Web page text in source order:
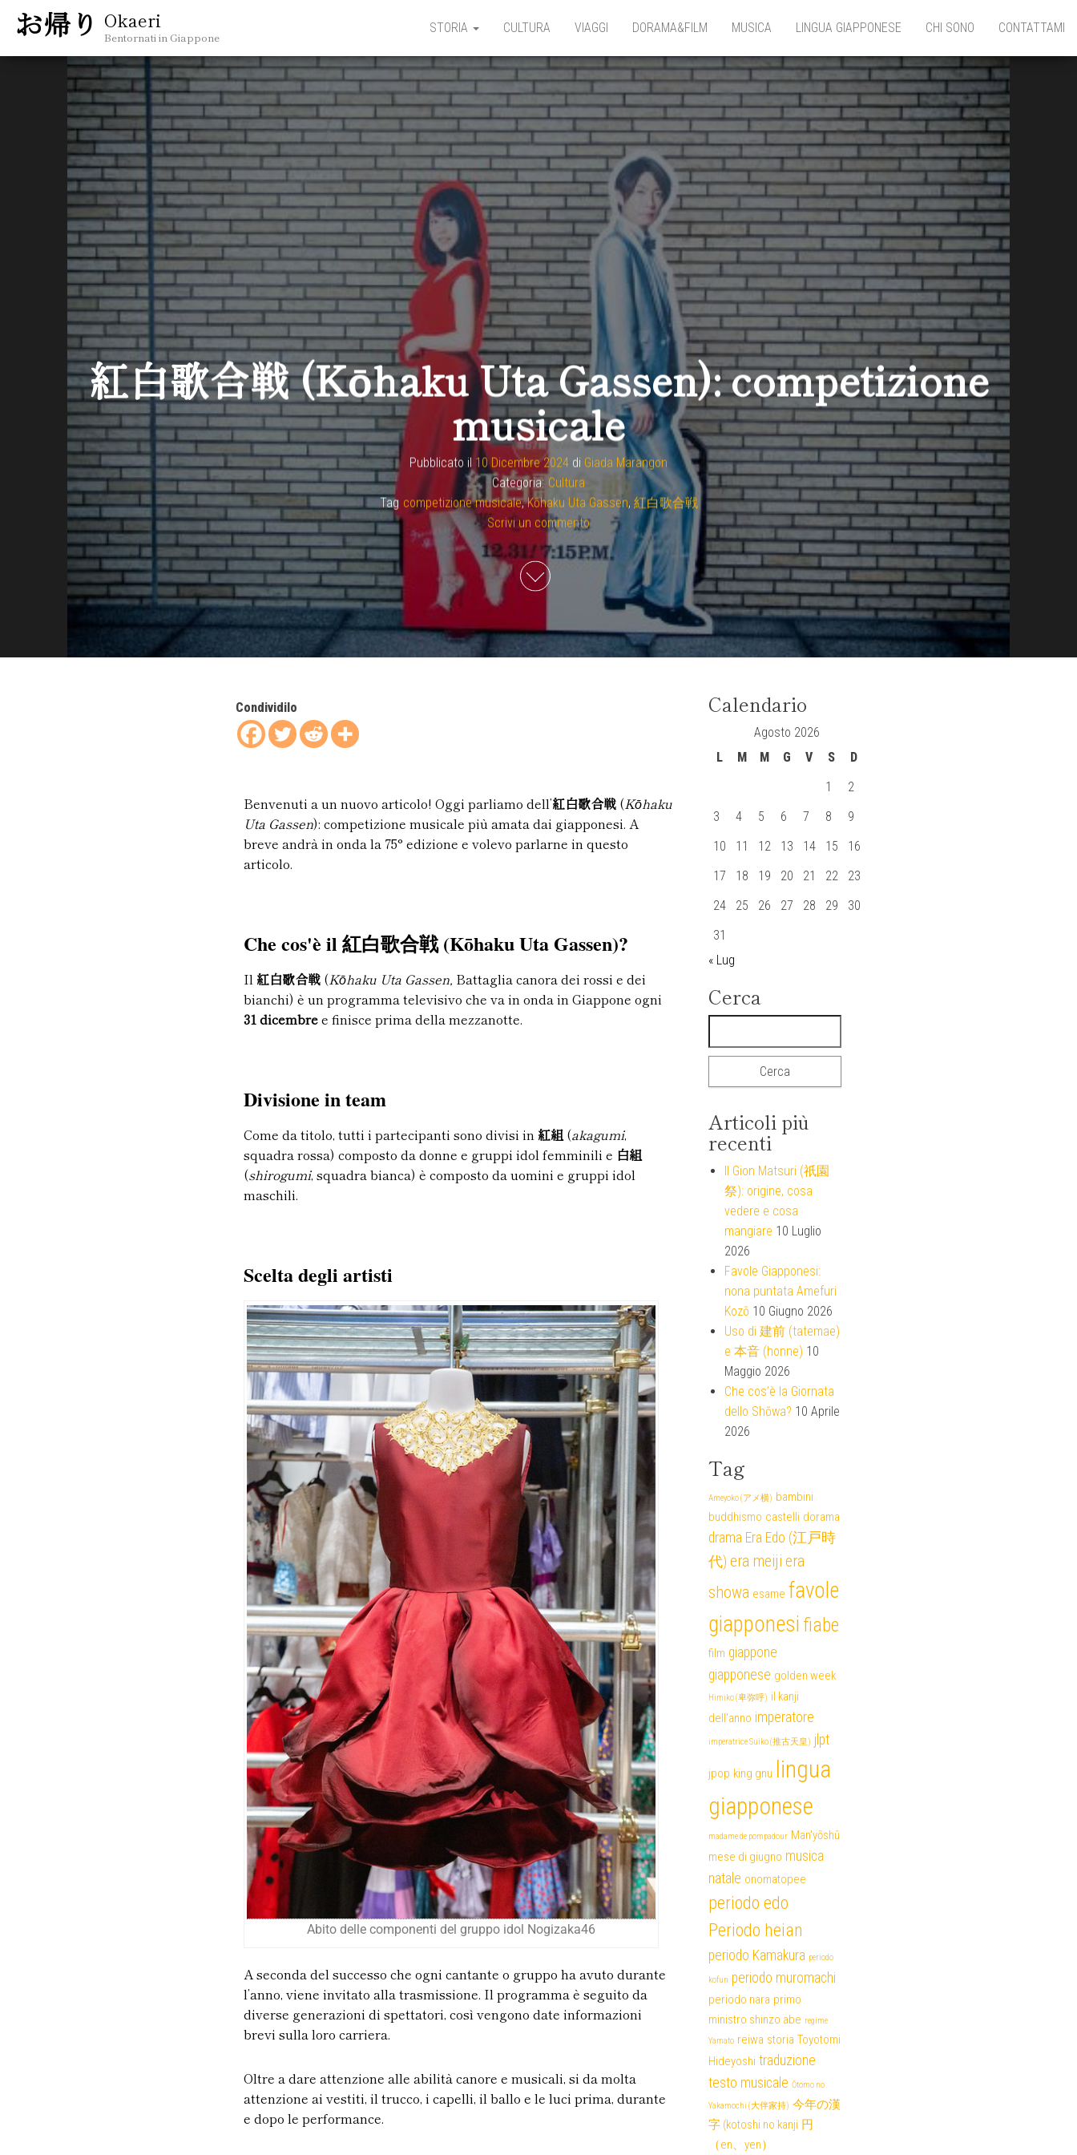
Okaeri
Bentornati in Giappone
STORIA CULTURA VIAGGI DORAMA&FILM MUSICA LINGUA GIAPPONESE CHI SONO CONTATTAMI
紅白歌合戦 (Kōhaku Uta Gassen): competizione
musicale
Pubblicato il 10 Dicembre 2024 di Giada Marangon
Categoria: Cultura
Tag competizione musicale,Kōhaku Uta Gassen, 紅白歌合戦
Scrivi un commento
Condividilo
Benvenuti a un nuovo articolo! Oggi parliamo dell’紅白歌合戦(Kōhaku
Uta Gassen): competizione musicale più amata dai giapponesi. A
breve andrà in onda la 75° edizione e volevo parlarne in questo
articolo.
Che cos'è il 紅白歌合戦 (Kōhaku Uta Gassen)?
Il 紅白歌合戦(Kōhaku Uta Gassen, Battaglia canora dei rossi e dei
bianchi) è un programma televisivo che va in onda in Giappone ogni
31 dicembree finisce prima della mezzanotte.
Divisione in team
Come da titolo, tutti i partecipanti sono divisi in 紅組(akagumi,
squadra rossa) composto da donne e gruppi idol femminili e 白組
(shirogumi, squadra bianca) è composto da uomini e gruppi idol
maschili.
Scelta degli artisti
Abito delle componenti del gruppo idol Nogizaka46
A seconda del successo che ogni cantante o gruppo ha avuto durante
l’anno, viene invitato alla trasmissione. Il programma è seguito da
diverse generazioni di spettatori, così vengono date informazioni
brevi sulla loro carriera.
Oltre a dare attenzione alle abilità canore e musicali, si da molta
attenzione ai vestiti, il trucco, i capelli, il ballo e le luci prima, durante
e dopo le performance.
Calendario
Agosto 2026
L
M M G V S
D
1
2
3
4 5 6 7 8
9
10
11 12 13 14 15
16
17
18 19 20 21 22
23
24
25 26 27 28 29
30
31
« Lug
Cerca
Articoli più
recenti
Il Gion Matsuri (祇園
祭): origine, cosa
vedere e cosa
mangiare 10 Luglio
2026
Favole Giapponesi:
nona puntata Amefuri
Kozō 10 Giugno 2026
Uso di 建前 (tatemae)
e 本音 (honne) 10
Maggio 2026
Che cos’è la Giornata
dello Shōwa? 10 Aprile
2026
Tag
Ameyoko (アメ横) bambini
buddhismo castelli dorama
drama Era Edo (江戸時
代) era meiji era
showa esame favole
giapponesi fiabe
film giappone
giapponese golden week
Himiko (卑弥呼) il kanji
dell'anno imperatore
imperatrice Suiko (推古天皇) jlpt
jpop king gnu
lingua
giapponese
madame de pompadour Man'yōshū
mese di giugno musica
natale onomatopee
periodo edo
Periodo heian
periodo Kamakura periodo
kofun periodo muromachi
periodo nara primo
ministro shinzo abe regime
Yamato reiwa storia Toyotomi
Hideyoshi traduzione
testo musicale Ōtomo no
Yakamochi (大伴家持) 今年の漢
字 (kotoshi no kanji 円
（en、yen）